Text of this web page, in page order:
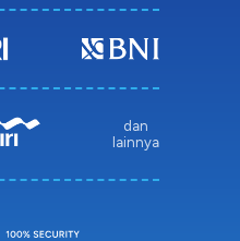
dan
lainnya